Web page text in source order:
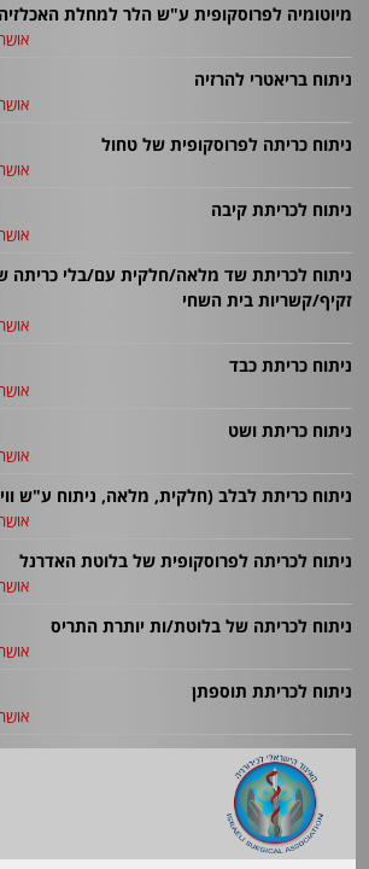
מיוטומיה לפרוסקופית ע"ש הלר למחלת האכלזיה
ניתוח בריאטרי להרזיה
ניתוח כריתה לפרוסקופית של טחול
ניתוח לכריתת קיבה
ניתוח לכריתת שד מלאה/חלקית עם/בלי כריתה
זקיף/קשריות בית השחי
ניתוח כריתת כבד
ניתוח כריתת ושט
ניתוח כריתת לבלב (חלקית, מלאה, ניתוח ע"ש
ניתוח לכריתה לפרוסקופית של בלוטת האדרנל
ניתוח לכריתה של בלוטת/ות יותרת התריס
ניתוח לכריתת תוספתן
ניתוח לתיקון לפרוסקופי של בקע סרעפתי/ או
קיבתי-ושטי (רפלוקס), ניתוח על שם ניסן
ניתוח פתיחת בטן חוקרת